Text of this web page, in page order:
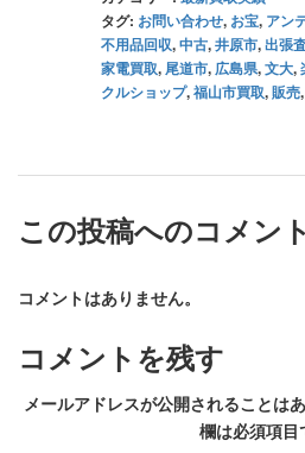
タグ: お問い合わせ, お宝, アン
不用品回収,中古,井原市,出張
家電買取, 尾道市, 広島県,文大,
クルショップ,福山市買取,販売,
この投稿へのコメント
コメントはありません。
コメントを残す
メールアドレスが公開されることはあ
欄は必須項目